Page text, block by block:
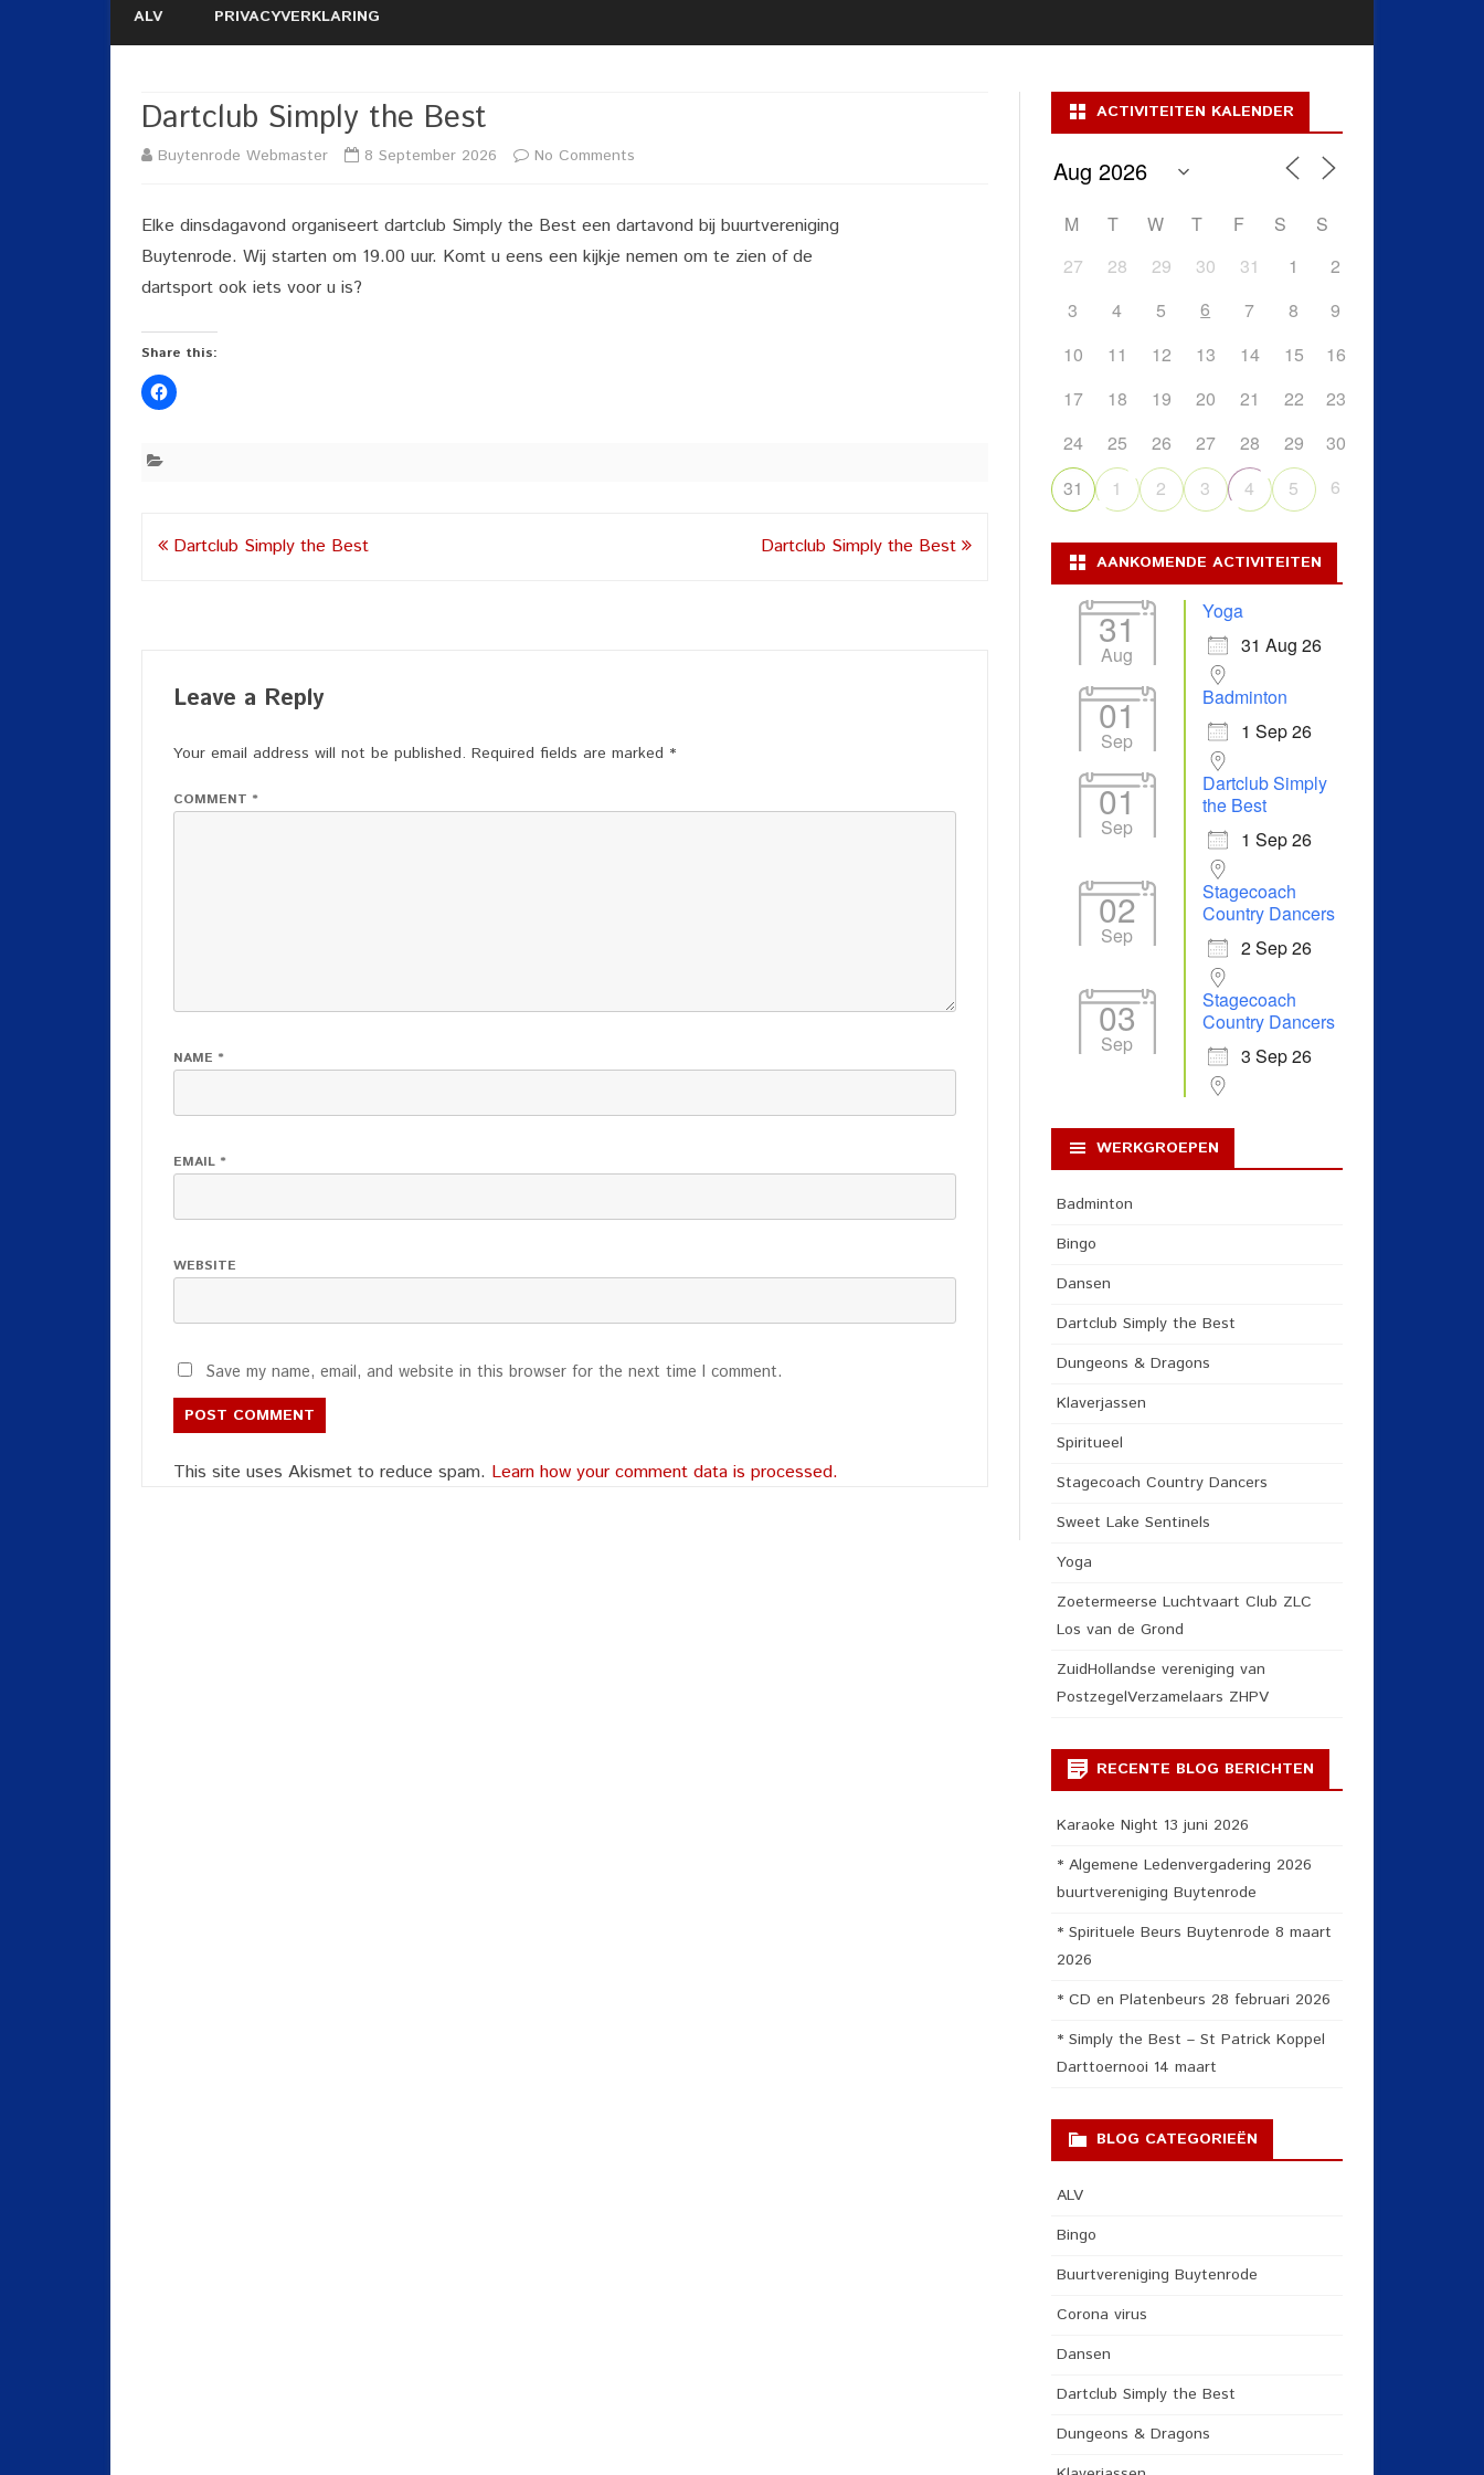
2020 02 29 KOPPEL
ALV PRIVACYVERKLARING
Dartclub Simply the Best
Buytenrode Webmaster 8 September 2026 No Comments
Simply
Elke dinsdagavond organiseert dartclub Simply the Best een dartavond bij buurtvereniging
Buytenrode. Wij starten om 19.00 uur. Komt u eens een kijkje nemen om te zien of de
dartsport ook iets voor u is?
Share this:
PostDartclub Simply the Best Dartclub Simply the Best
Leave a Reply
Your email address will not be published. Required fields are marked *
COMMENT *
NAME *
EMAIL *
WEBSITE
Save my name, email, and website in this browser for the next time I comment.
This site uses Akismet to reduce spam. Learn how your comment data is processed.
ACTIVITEITEN KALENDER
M T W T F S
S
27
28 29 30 31 1
2
3
4 5 6 7 8
9
10
11 12 13 14 15
16
17
18 19 20 21 22
23
24
25 26 27 28 29
30
31
1 2 3 4 5 6
AANKOMENDE ACTIVITEITEN
31
Aug
Yoga
31 Aug 26
01
Sep
Badminton
1 Sep 26
01
Sep
Dartclub Simply
the Best
1 Sep 26
02
Sep
Stagecoach
Country Dancers
2 Sep 26
03
Sep
Stagecoach
Country Dancers
3 Sep 26
WERKGROEPEN
Badminton
Bingo
Dansen
Dartclub Simply the Best
Dungeons & Dragons
Klaverjassen
Spiritueel
Stagecoach Country Dancers
Sweet Lake Sentinels
Yoga
Zoetermeerse Luchtvaart Club ZLC
Los van de Grond
ZuidHollandse vereniging van
PostzegelVerzamelaars ZHPV
RECENTE BLOG BERICHTEN
Karaoke Night 13 juni 2026
* Algemene Ledenvergadering 2026
buurtvereniging Buytenrode
* Spirituele Beurs Buytenrode 8 maart
2026
* CD en Platenbeurs 28 februari 2026
* Simply the Best – St Patrick Koppel
Darttoernooi 14 maart
BLOG CATEGORIEËN
ALV
Bingo
Buurtvereniging Buytenrode
Corona virus
Dansen
Dartclub Simply the Best
Dungeons & Dragons